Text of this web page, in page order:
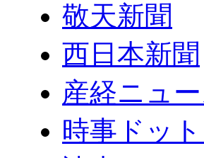
敬天新聞
西日本新聞
産経ニュ
時事ドッ